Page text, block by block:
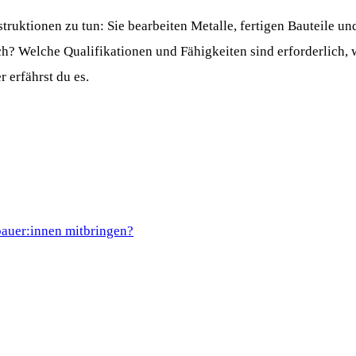
zu tun: Sie bearbeiten Metalle, fertigen Bauteile
Welche Qualifikationen und Fähigkeiten sind erforderlich,
erfährst du es.
mitbringen?